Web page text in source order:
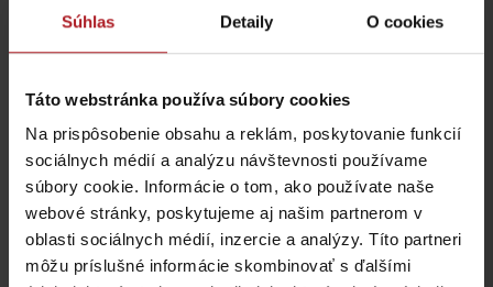
Súhlas Detaily O cookies
Táto webstránka používa súbory cookies
Na prispôsobenie obsahu a reklám, poskytovanie funkcií
sociálnych médií a analýzu návštevnosti používame
súbory cookie. Informácie o tom, ako používate naše
webové stránky, poskytujeme aj našim partnerom v
oblasti sociálnych médií, inzercie a analýzy. Títo partneri
môžu príslušné informácie skombinovať s ďalšími
Bonsai restaurant
Ružomberok
Ružomberok
Cafe Bar Central
Ružomberok